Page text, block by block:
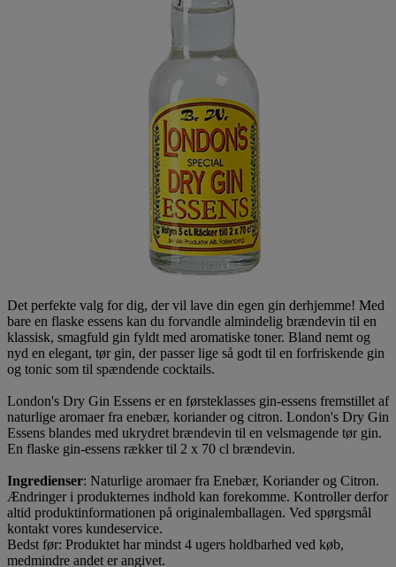
Det perfekte valg for dig, der vil lave din egen gin derhjemme! Med
bare en flaske essens kan du forvandle almindelig brændevin til en
klassisk, smagfuld gin fyldt med aromatiske toner. Bland nemt og
nyd en elegant, tør gin, der passer lige så godt til en forfriskende gin
og tonic som til spændende cocktails.
London's Dry Gin Essens er en førsteklasses gin-essens fremstillet af
naturlige aromaer fra enebær, koriander og citron. London's Dry Gin
Essens blandes med ukrydret brændevin til en velsmagende tør gin.
En flaske gin-essens rækker til 2 x 70 cl brændevin.
Ingredienser: Naturlige aromaer fra Enebær, Koriander og Citron.
Ændringer i produkternes indhold kan forekomme. Kontroller derfor
altid produktinformationen på originalemballagen. Ved spørgsmål
kontakt vores kundeservice.
Bedst før: Produktet har mindst 4 ugers holdbarhed ved køb,
medmindre andet er angivet.